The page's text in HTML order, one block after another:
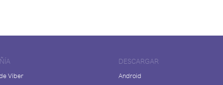
Viber
DESCARGAR
Android